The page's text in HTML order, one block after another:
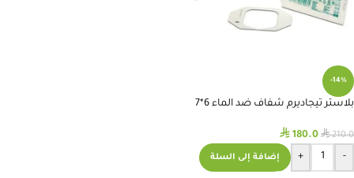
-14%
بلاستر تيجاديرم شفاف ضد الماء 6*7
⃁210.0
⃁ 180.0
-
+ إضافة إلى السلة